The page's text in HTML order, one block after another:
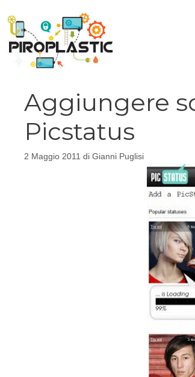
contenuto
Aggiungere
Picstatus
2 Maggio 2011 di Gianni Puglisi